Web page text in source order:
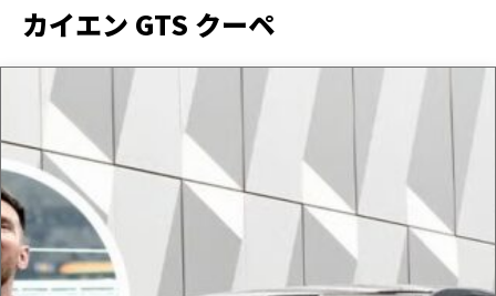
カイエン GTS クーペ